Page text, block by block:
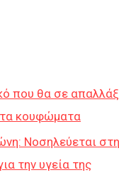
που θα σε
κουφώματα
Νοσηλεύεται
την υγεία της